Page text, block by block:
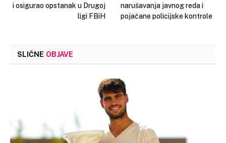
i osigurao opstanak u Drugoj
ligi FBiH
narušavanja javnog reda i
pojačane policijske kontrole
SLIČNE OBJAVE